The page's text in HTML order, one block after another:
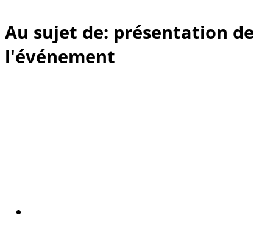
Au sujet de: présentation de
l'événement